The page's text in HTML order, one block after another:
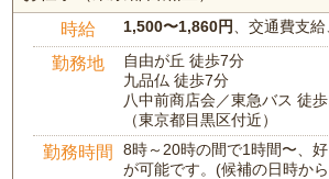
時給 1,500〜1,860円 、交通費支
勤務地
自由が丘 徒歩7分
九品仏 徒歩7分
八中前商店会／東急バス 徒
（東京都目黒区付近）
勤務時間
8時～20時の間で1時間〜、
が可能です。(候補の日時か